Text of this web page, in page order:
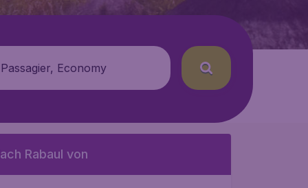
Economy
Rabaul von